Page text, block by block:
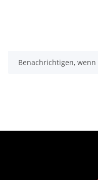
Benachrichtigen,